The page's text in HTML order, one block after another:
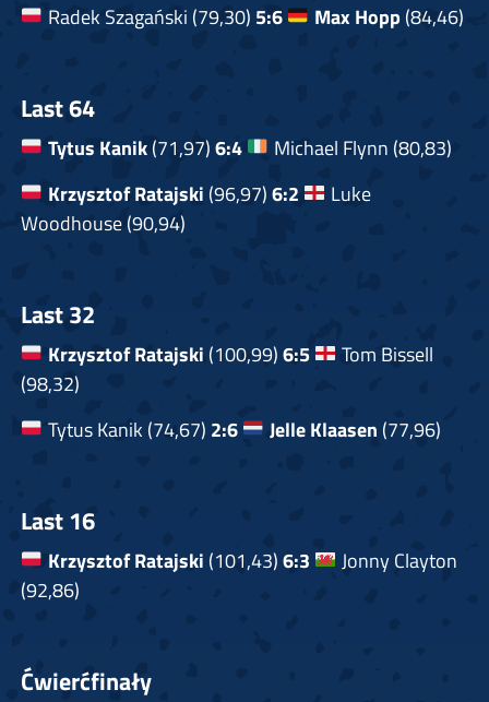
Radek Szagański (79,30) 5:6 Max Hopp (84,46)
Last 64
Tytus Kanik(71,97)6:4
Michael Flynn (80,83)
Krzysztof Ratajski (96,97)6:2
Luke
Woodhouse (90,94)
Last 32
Krzysztof Ratajski (100,99)6:5
Tom Bissell
(98,32)
Tytus Kanik (74,67) 2:6 Jelle Klaasen (77,96)
Last 16
Krzysztof Ratajski (101,43)6:3
Jonny Clayton
(92,86)
Ćwierćfinały